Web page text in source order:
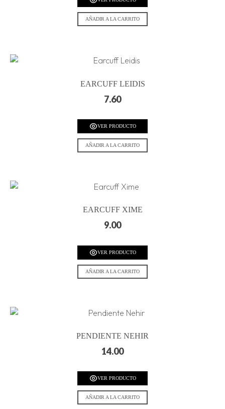
AÑADIR A LA CARRITO
EARCUFF LEIDIS
7.60
VER PRODUCTO
AÑADIR A LA CARRITO
EARCUFF XIME
9.00
VER PRODUCTO
AÑADIR A LA CARRITO
PENDIENTE NEHIR
14.00
VER PRODUCTO
AÑADIR A LA CARRITO